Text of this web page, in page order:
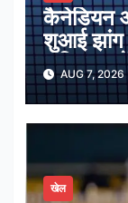
कैनेडियन
शुआई झांग
अंतिम 16
AUG 7, 2026
खेल